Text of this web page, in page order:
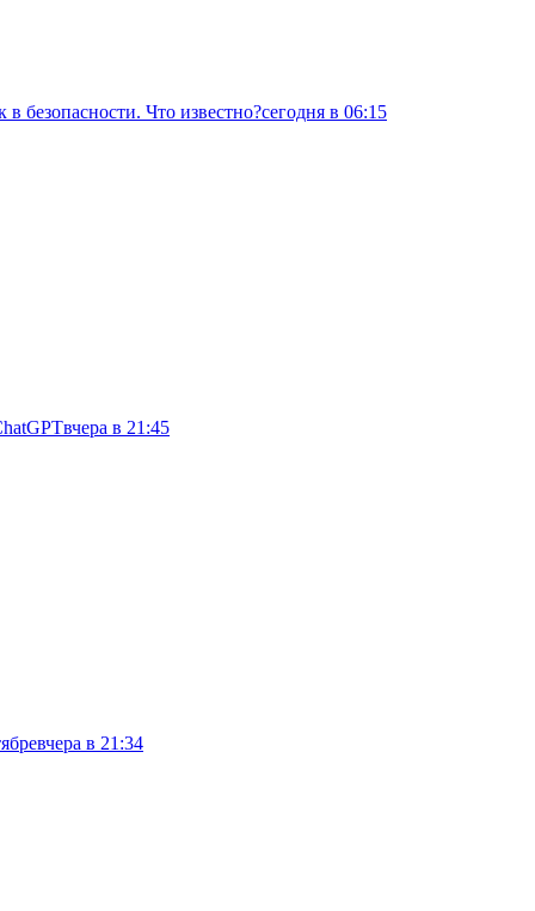
безопасности. Что известно?сегодня в 06:15
вчера в 21:45
вчера в 21:34